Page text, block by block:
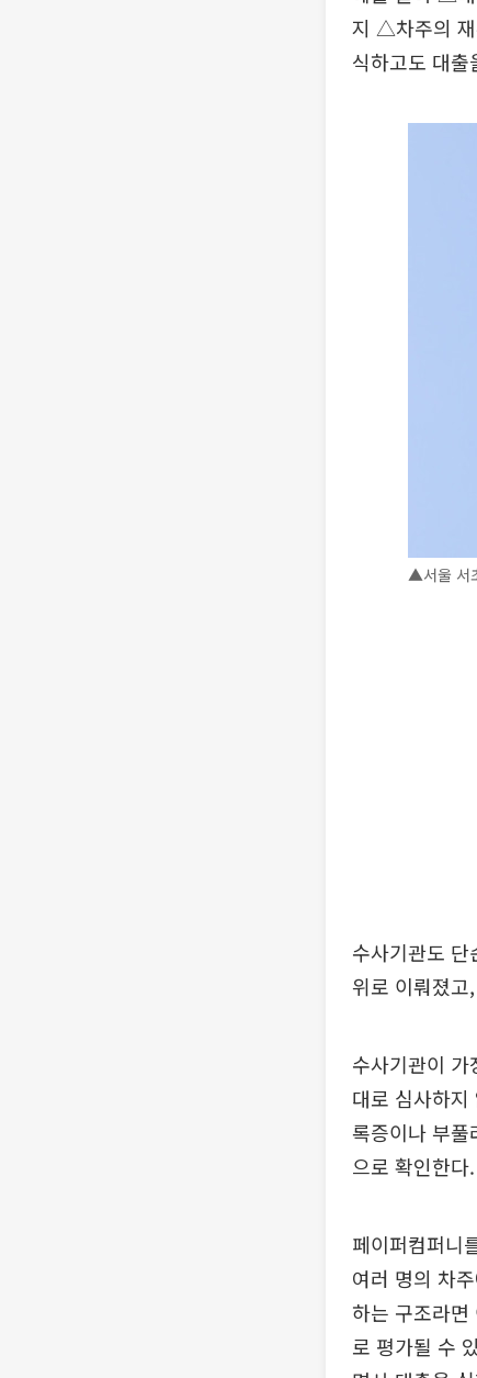
지 △차주의 재
식하고도 대출
▲서울 서
수사기관도
위로 이뤄졌고
수사기관이
대로 심사하
록증이나 부풀
으로 확인한다.
페이퍼컴퍼니
여러 명의 차
하는 구조라
로 평가될 수